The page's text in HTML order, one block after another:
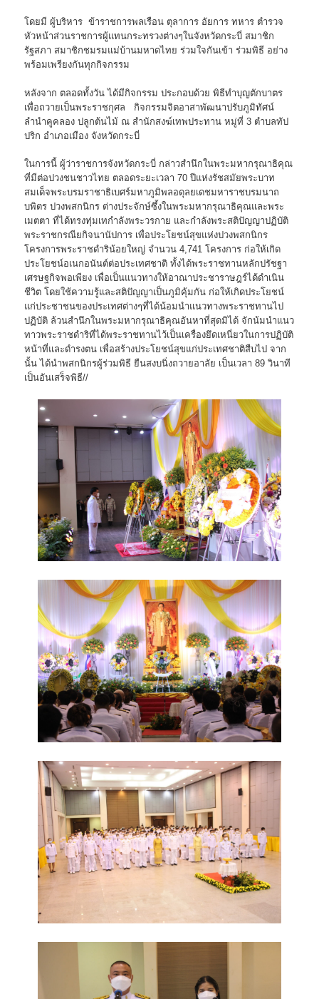
โดยมี ผู้บริหาร ข้าราชการพลเรือน ตุลาการ อัยการ ทหาร ตำรวจ
หัวหน้าส่วนราชการผู้แทนกระทรวงต่างๆในจังหวัดกระบี่ สมาชิก
รัฐสภา สมาชิกชมรมแม่บ้านมหาดไทย ร่วมใจกันเข้า ร่วมพิธี อย่าง
พร้อมเพรียงกันทุกกิจกรรม
หลังจาก ตลอดทั้งวัน ได้มีกิจกรรม ประกอบด้วย พิธีทำบุญตักบาตร
เพื่อถวายเป็นพระราชกุศล กิจกรรมจิตอาสาพัฒนาปรับภูมิทัศน์
ลำนำคูคลอง ปลูกต้นไม้ ณ สำนักสงฆ์เทพประทาน หมู่ที่ 3 ตำบลทัป
ปริก อำเภอเมือง จังหวัดกระบี่
ในการนี้ ผู้ว่าราชการจังหวัดกระบี่ กล่าวสำนึกในพระมหากรุณาธิคุณ
ที่มีต่อปวงชนชาวไทย ตลอดระยะเวลา 70 ปีแห่งรัชสมัยพระบาท
สมเด็จพระบรมราชาธิเบศร์มหาภูมิพลอดุลยเดชมหาราชบรมนาถ
บพิตร ปวงพสกนิกร ต่างประจักษ์ซึ้งในพระมหากรุณาธิคุณและพระ
เมตตา ที่ได้ทรงทุ่มเทกำลังพระวรกาย และกำลังพระสติปัญญาปฏิบัติ
พระราชกรณียกิจนานัปการ เพื่อประโยชน์สุขแห่งปวงพสกนิกร
โครงการพระราชดำริน้อยใหญ่ จำนวน 4,741 โครงการ ก่อให้เกิด
ประโยชน์อเนกอนันต์ต่อประเทศชาติ ทั้งได้พระราชทานหลักปรัชฐา
เศรษฐกิจพอเพียง เพื่อเป็นแนวทางให้อาณาประชาราษฎร์ได้ดำเนิน
ชีวิต โดยใช้ความรู้และสติปัญญาเป็นภูมิคุ้มกัน ก่อให้เกิดประโยชน์
แก่ประชาชนของประเทศต่างๆที่ได้น้อมนำแนวทางพระราชทานไป
ปฏิบัติ ล้วนสำนึกในพระมหากรุณาธิคุณอันหาที่สุดมิได้ จักน้มนำแนว
ทาวพระราชดำริที่ได้พระราชทานไว้เป็นเครื่องยึดเหนี่ยวในการปฏิบัติ
หน้าที่และดำรงตน เพื่อสร้างประโยชน์สุขแก่ประเทศชาติสืบไป จาก
นั้น ได้นำพสกนิกรผู้ร่วมพิธี ยืนสงบนิ่งถวายอาลัย เป็นเวลา 89 วินาที
เป็นอันเสร็จพิธี//